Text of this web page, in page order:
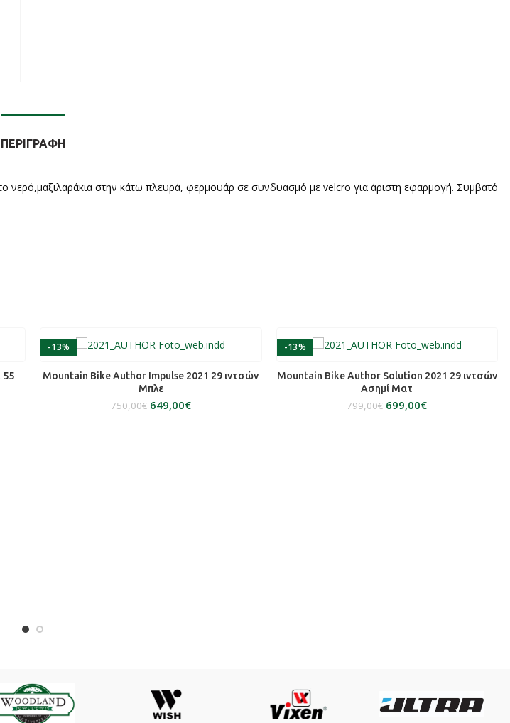
ΠΕΡΙΓΡΑΦΉ
στην κάτω πλευρά, φερμουάρ σε συνδυασμό με velcro για άριστη εφαρμογή. Συμβατό
55
-13%
ΕΠΙΛΟΓΉ
Mountain Bike Author Impulse 2021 29 ιντσών
Μπλε
750,00€ 649,00€
-13%
ΕΠΙΛΟΓΉ
Mountain Bike Author Solution 2021 29 ιντσών
Ασημί Ματ
799,00€ 699,00€